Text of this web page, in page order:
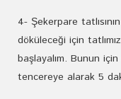
4- Şekerpare
döküleceği için
başlayalım. Bunun
tencereye alarak 5